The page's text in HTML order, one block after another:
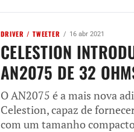
DRIVER / TWEETER 16 abr 2021
CELESTION
AN2075 DE 32
O AN2075 é a mais nova
Celestion, capaz de
com um tamanho